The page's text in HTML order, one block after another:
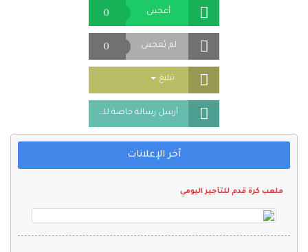
أعجبنى 0
لم يُعجبنى 0
تبليغ Toggle Dropdown
أرسل رسالة خاصة للمُعلن
آخر الإعلانات
ملعب كرة قدم للتأجير اليومي